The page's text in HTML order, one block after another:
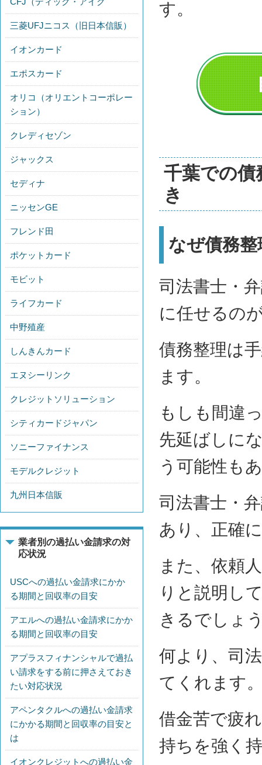
す。
千葉での債
き
なぜ債務
司法書士・
に任せるの
債務整理は
ます。
もしも間違
先延ばしに
う可能性も
司法書士・
あり、正確
また、依頼
りと説明し
きるでしょ
何より、司
てくれます
借金苦で疲
持ちを強く
三菱UFJニコス（旧日本信販）
イオンカード
エポスカード
オリコ（オリエントコーポレー
ション）
クレディセゾン
ジャックス
セディナ
ニッセンGE
フレンド田
ポケットカード
モビット
ライフカード
中野殖産
しんきんカード
エヌシーリンク
クレジットソリューション
シティカードジャパン
ソニーファイナンス
モデルクレジット
九州日本信販
業者別の過払い金請求の対
応状況
USCへの過払い金請求にかか
る期間と回収率の目安
アエルへの過払い金請求にかか
る期間と回収率の目安
アプラスフィナンシャルで過払
い請求をする前に押さえておき
たい対応状況
アペンタクルへの過払い金請求
にかかる期間と回収率の目安と
は
イオンクレジットへの過払い金